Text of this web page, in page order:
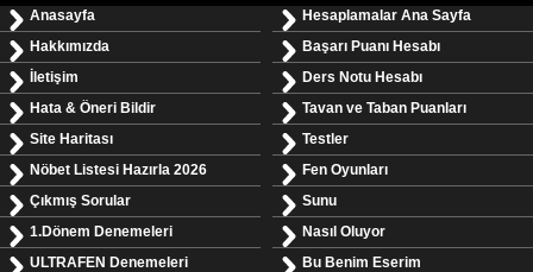
Anasayfa
Hakkımızda
İletişim
Hata & Öneri Bildir
Site Haritası
Nöbet Listesi Hazırla 2026
Çıkmış Sorular
1.Dönem Denemeleri
ULTRAFEN Denemeleri
Hesaplamalar Ana Sayfa
Başarı Puanı Hesabı
Ders Notu Hesabı
Tavan ve Taban Puanları
Testler
Fen Oyunları
Sunu
Nasıl Oluyor
Bu Benim Eserim